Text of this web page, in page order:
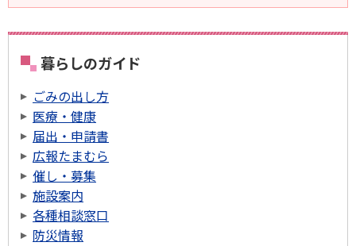
暮らしのガイド
ごみの出し方
医療・健康
届出・申請書
広報たまむら
催し・募集
施設案内
各種相談窓口
防災情報